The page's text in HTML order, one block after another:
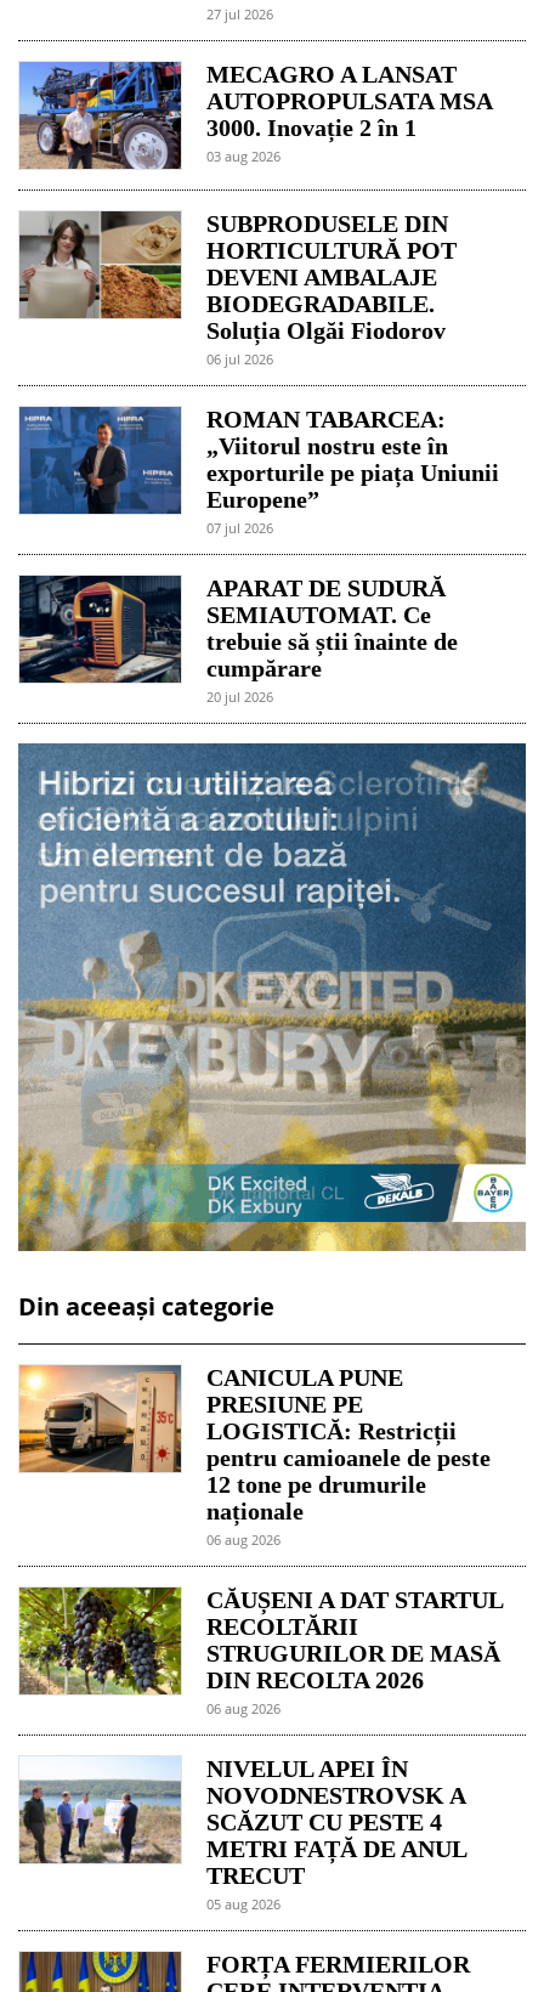
27 jul 2026
MECAGRO A LANSAT
AUTOPROPULSATA MSA
3000. Inovație 2 în 1
03 aug 2026
SUBPRODUSELE DIN
HORTICULTURĂ POT
DEVENI AMBALAJE
BIODEGRADABILE.
Soluția Olgăi Fiodorov
06 jul 2026
ROMAN TABARCEA:
„Viitorul nostru este în
exporturile pe piața Uniunii
Europene”
07 jul 2026
APARAT DE SUDURĂ
SEMIAUTOMAT. Ce
trebuie să știi înainte de
cumpărare
20 jul 2026
Din aceeași categorie
CANICULA PUNE
PRESIUNE PE
LOGISTICĂ: Restricții
pentru camioanele de peste
12 tone pe drumurile
naționale
06 aug 2026
CĂUȘENI A DAT STARTUL
RECOLTĂRII
STRUGURILOR DE MASĂ
DIN RECOLTA 2026
06 aug 2026
NIVELUL APEI ÎN
NOVODNESTROVSK A
SCĂZUT CU PESTE 4
METRI FAȚĂ DE ANUL
TRECUT
05 aug 2026
FORȚA FERMIERILOR